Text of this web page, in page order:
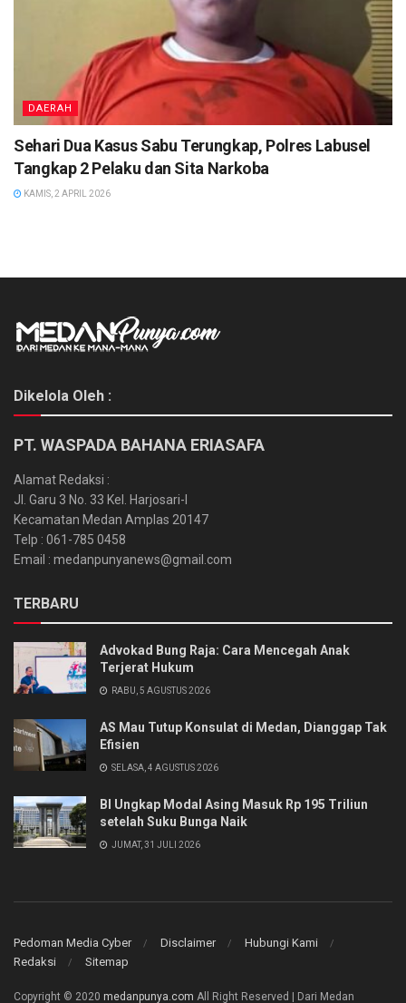
DAERAH
Sehari Dua Kasus Sabu Terungkap, Polres Labusel
Tangkap 2 Pelaku dan Sita Narkoba
KAMIS, 2 APRIL 2026
Dikelola Oleh :
PT. WASPADA BAHANA ERIASAFA
Alamat Redaksi :
Jl. Garu 3 No. 33 Kel. Harjosari-I
Kecamatan Medan Amplas 20147
Telp : 061-785 0458
Email : medanpunyanews@gmail.com
TERBARU
Advokad Bung Raja: Cara Mencegah Anak
Terjerat Hukum
RABU, 5 AGUSTUS 2026
AS Mau Tutup Konsulat di Medan, Dianggap Tak
Efisien
SELASA, 4 AGUSTUS 2026
BI Ungkap Modal Asing Masuk Rp 195 Triliun
setelah Suku Bunga Naik
JUMAT, 31 JULI 2026
Pedoman Media Cyber Disclaimer
Hubungi Kami
Redaksi
Sitemap
Copyright © 2020 medanpunya.com All Right Reserved | Dari Medan